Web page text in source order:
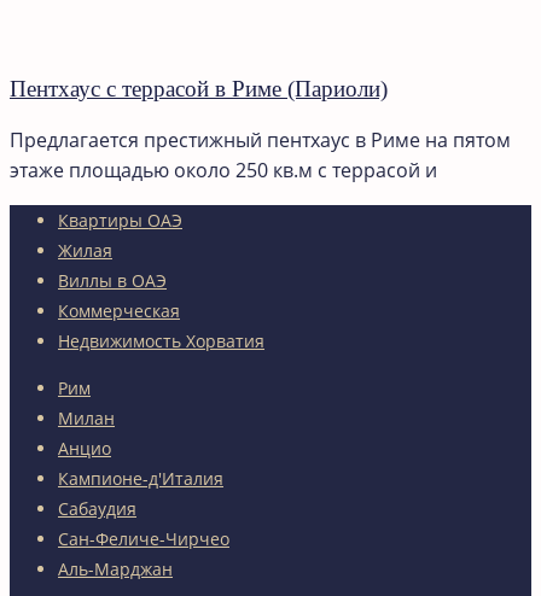
Пентхаус с террасой в Риме (Париоли)
Предлагается престижный пентхаус в Риме на пятом
этаже площадью около 250 кв.м с террасой и
Квартиры ОАЭ
Жилая
Виллы в ОАЭ
Коммерческая
Недвижимость Хорватия
Рим
Милан
Анцио
Кампионе-д'Италия
Сабаудия
Сан-Феличе-Чирчео
Аль-Марджан